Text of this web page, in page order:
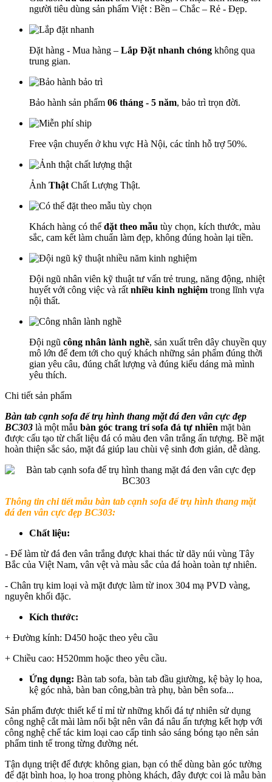
người tiêu dùng sản phẩm Việt : Bền – Chắc – Rẻ - Đẹp.
Đặt hàng - Mua hàng – Lắp Đặt nhanh chóng không qua
trung gian.
Bảo hành sản phẩm 06 tháng - 5 năm, bảo trì trọn đời.
Free vận chuyển ở khu vực Hà Nội, các tỉnh hỗ trợ 50%.
Ảnh Thật Chất Lượng Thật.
Khách hàng có thể đặt theo mẫu tùy chọn, kích thước, màu
sắc, cam kết làm chuẩn làm đẹp, không đúng hoàn lại tiền.
Đội ngũ nhân viên kỹ thuật tư vấn trẻ trung, năng động, nhiệt
huyết với công việc và rất nhiều kinh nghiệm trong lĩnh vựa
nội thất.
Đội ngũ công nhân lành nghề, sản xuất trên dây chuyền quy
mô lớn để đem tới cho quý khách những sản phẩm đúng thời
gian yêu câu, đúng chất lượng và đúng kiểu dáng mà mình
yêu thích.
Chi tiết sản phẩm
Bàn tab cạnh sofa đế trụ hình thang mặt đá đen vân cực đẹp
BC303 là một mẫu bàn góc trang trí sofa đá tự nhiên mặt bàn
được cấu tạo từ chất liệu đá có màu đen vân trắng ấn tượng. Bề mặt
hoàn thiện sắc sảo, mặt đá giúp lau chùi vệ sinh đơn giản, dễ dàng.
Thông tin chi tiết mẫu bàn tab cạnh sofa đế trụ hình thang mặt
đá đen vân cực đẹp BC303:
Chất liệu:
- Đế làm từ đá đen vân trắng được khai thác từ dãy núi vùng Tây
Bắc của Việt Nam, vân vệt và màu sắc của đá hoàn toàn tự nhiên.
- Chân trụ kim loại và mặt được làm từ inox 304 mạ PVD vàng,
nguyên khối đặc.
Kích thước:
+ Đường kính: D450 hoặc theo yêu cầu
+ Chiều cao: H520mm hoặc theo yêu cầu.
Ứng dụng: Bàn tab sofa, bàn tab đầu giường, kệ bày lọ hoa,
kệ góc nhà, bàn ban công,bàn trà phụ, bàn bên sofa...
Sản phẩm được thiết kế tỉ mỉ từ những khối đá tự nhiên sử dụng
công nghệ cắt mài làm nổi bật nên vân đá nâu ấn tượng kết hợp với
công nghệ chế tác kim loại cao cấp tinh sảo sáng bóng tạo nên sản
phẩm tinh tế trong từng đường nét.
Tận dụng triệt để được không gian, bạn có thể dùng bàn góc tường
để đặt bình hoa, lọ hoa trong phòng khách, đây được coi là mẫu bàn